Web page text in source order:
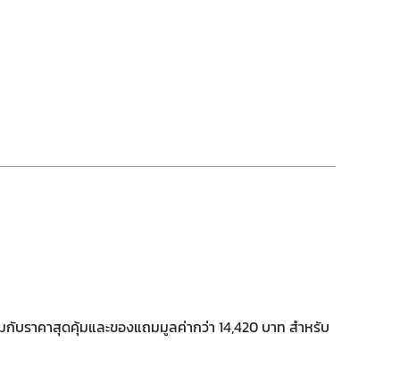
บราคาสุดคุ้มและของแถมมูลค่ากว่า 14,420 บาท สำหรับ